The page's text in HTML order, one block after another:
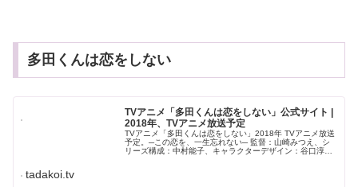
多田くんは恋をしない
TVアニメ「多田くんは恋をしない」公式サイト |
2018年、TVアニメ放送予定
TVアニメ「多田くんは恋をしない」2018年 TVアニメ放送
予定。─この恋を、一生忘れない─ 監督：山崎みつえ、シ
リーズ構成：中村能子、キャラクターデザイン：谷口淳一
tadakoi.tv